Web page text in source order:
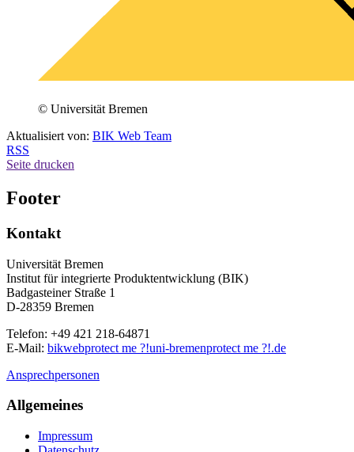
© Universität Bremen
Aktualisiert von: BIK Web Team
RSS
Seite drucken
Footer
Kontakt
Universität Bremen
Institut für integrierte Produktentwicklung (BIK)
Badgasteiner Straße 1
D-28359 Bremen
Telefon: +49 421 218-64871
E-Mail: bikwebprotect me ?!uni-bremenprotect me ?!.de
Ansprechpersonen
Allgemeines
Impressum